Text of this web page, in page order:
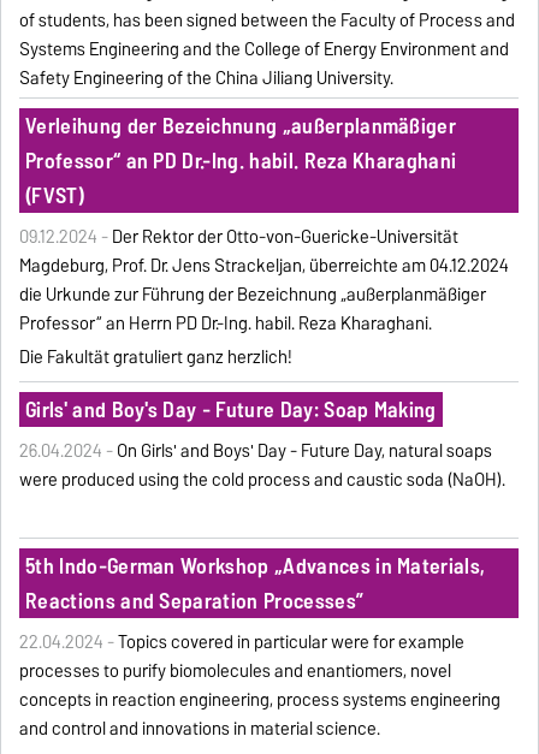
of students, has been signed between the Faculty of Process and
Systems Engineering and the College of Energy Environment and
Safety Engineering of the China Jiliang University.
Verleihung der Bezeichnung „außerplanmäßiger
Professor“ an PD Dr.-Ing. habil. Reza Kharaghani
(FVST)
09.12.2024 -Der Rektor der Otto-von-Guericke-Universität
Magdeburg, Prof. Dr. Jens Strackeljan, überreichte am 04.12.2024
die Urkunde zur Führung der Bezeichnung „außerplanmäßiger
Professor“ an Herrn PD Dr.-Ing. habil. Reza Kharaghani.
Die Fakultät gratuliert ganz herzlich!
Girls' and Boy's Day - Future Day: Soap Making
26.04.2024 -On Girls' and Boys' Day - Future Day, natural soaps
were produced using the cold process and caustic soda (NaOH).
5th Indo-German Workshop „Advances in Materials,
Reactions and Separation Processes”
22.04.2024 -Topics covered in particular were for example
processes to purify biomolecules and enantiomers, novel
concepts in reaction engineering, process systems engineering
and control and innovations in material science.